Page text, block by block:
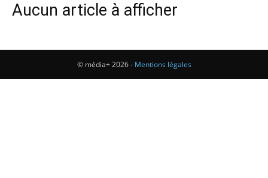
Aucun article à afficher
© média+ 2026 - Mentions légales